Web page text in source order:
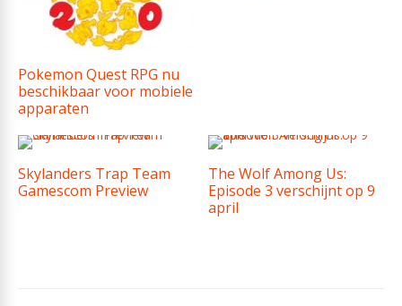
Pokemon Quest RPG nu
beschikbaar voor mobiele
apparaten
Skylanders Trap Team
Gamescom Preview
The Wolf Among Us:
Episode 3 verschijnt op 9
april